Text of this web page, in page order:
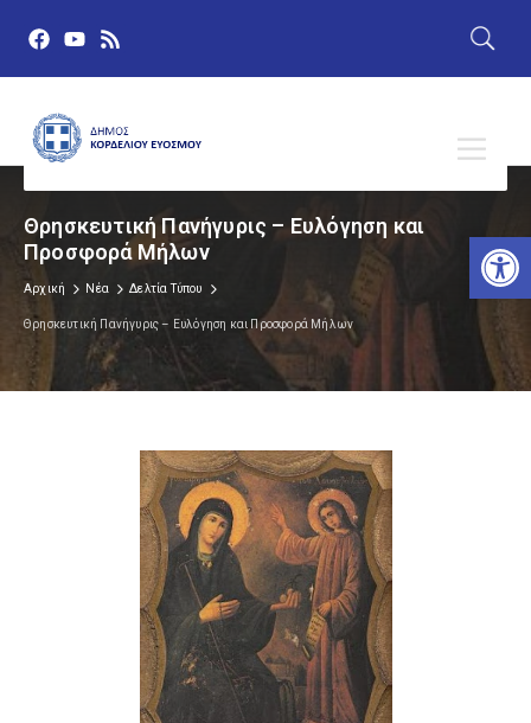
Θρησκευτική Πανήγυρις – Ευλόγηση και
Προσφορά Μήλων
Αρχική Νέα Δελτία Τύπου
Θρησκευτική Πανήγυρις – Ευλόγηση και Προσφορά Μήλων